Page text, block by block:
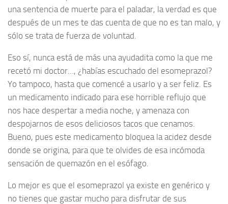
una sentencia de muerte para el paladar, la verdad es que
después de un mes te das cuenta de que no es tan malo, y
sólo se trata de fuerza de voluntad.
Eso sí, nunca está de más una ayudadita como la que me
recetó mi doctor…, ¿habías escuchado del esomeprazol?
Yo tampoco, hasta que comencé a usarlo y a ser feliz. Es
un medicamento indicado para ese horrible reflujo que
nos hace despertar a media noche, y amenaza con
despojarnos de esos deliciosos tacos que cenamos.
Bueno, pues este medicamento bloquea la acidez desde
donde se origina, para que te olvides de esa incómoda
sensación de quemazón en el esófago.
Lo mejor es que el esomeprazol ya existe en genérico y
no tienes que gastar mucho para disfrutar de sus